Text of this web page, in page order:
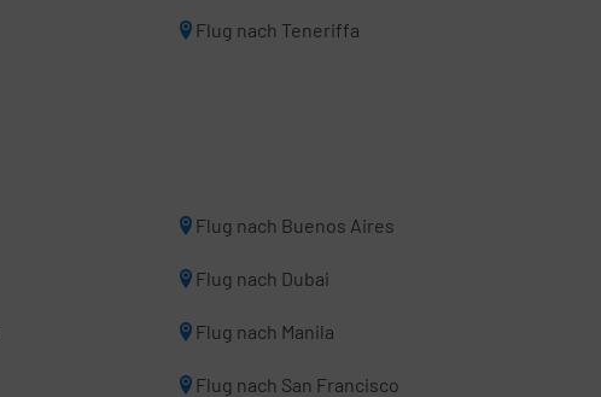
Flug nach Teneriffa
Flug nach Buenos Aires
Flug nach Dubai
Flug nach Manila
Flug nach San Francisco